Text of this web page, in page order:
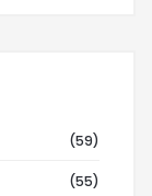
(59)
(55)